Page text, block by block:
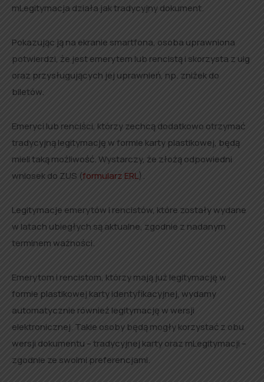
mLegitymacja działa jak tradycyjny dokument.
Pokazując ją na ekranie smartfona, osoba uprawniona
potwierdzi, że jest emerytem lub rencistą i skorzysta z ulg
oraz przysługujących jej uprawnień, np. zniżek do
biletów.
Emeryci lub renciści, którzy zechcą dodatkowo otrzymać
tradycyjną legitymację w formie karty plastikowej, będą
mieli taką możliwość. Wystarczy, że złożą odpowiedni
wniosek do ZUS (formularz ERL).
Legitymacje emerytów i rencistów, które zostały wydane
w latach ubiegłych są aktualne, zgodnie z nadanym
terminem ważności.
Emerytom i rencistom, którzy mają już legitymację w
formie plastikowej karty identyfikacyjnej, wydamy
automatycznie również legitymację w wersji
elektronicznej. Takie osoby będą mogły korzystać z obu
wersji dokumentu – tradycyjnej karty oraz mLegitymacji –
zgodnie ze swoimi preferencjami.